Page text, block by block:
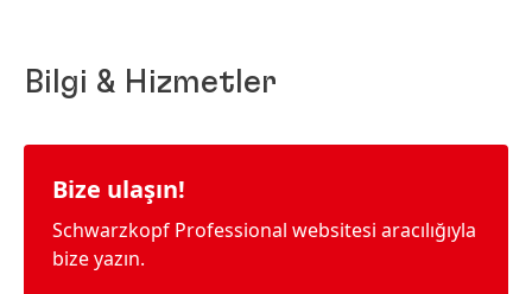
Bilgi & Hizmetler
Bize ulaşın!
Schwarzkopf Professional websitesi aracılığıyla
bize yazın.